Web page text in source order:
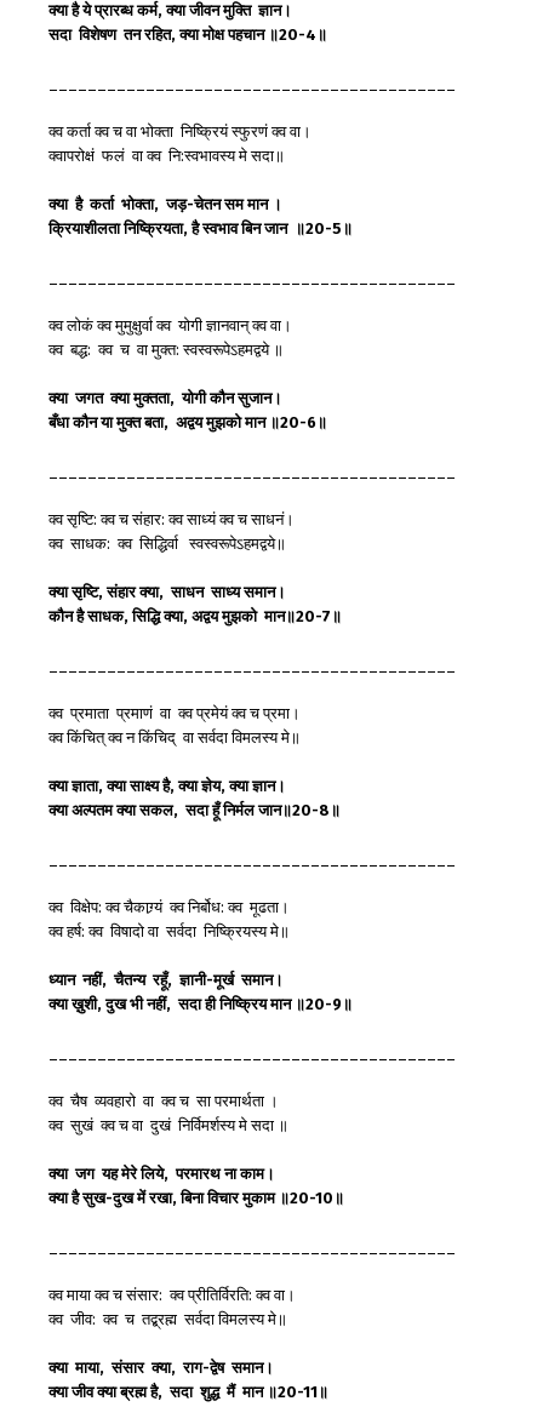
क्याहैयेप्रारब्धकर्म,क्याजीवनमुक्तिज्ञान।
सदाविशेषणतनरहित,क्यामोक्षपहचान ॥20-4 ॥
क्व कर्ता क्व च वा भोक्ता निष्क्रियं स्फुरणं क्व वा।
क्वापरोक्षं फलं वा क्व नि:स्वभावस्य मे सदा॥
क्याहैकर्ता भोक्ता,जड़-चेतनसममान ।
क्रियाशीलतानिष्क्रियता,हैस्वभावबिनजान ॥20-5 ॥
क्व लोकं क्व मुमुक्षुर्वा क्व योगी ज्ञानवान् क्व वा।
क्व बद्ध: क्व च वा मुक्त: स्वस्वरूपेऽहमद्वये ॥
क्याजगतक्यामुक्तता,योगीकौनसुजान।
बँधाकौनयामुक्तबता, अद्वयमुझकोमान ॥20-6 ॥
क्व सृष्टि: क्व च संहार: क्व साध्यं क्व च साधनं।
क्व साधक: क्व सिद्धिर्वा स्वस्वरूपेऽहमद्वये॥
क्यासृष्टि,संहारक्या,साधनसाध्यसमान।
कौनहैसाधक,सिद्धिक्या, अद्वयमुझकोमान॥20-7 ॥
क्व प्रमाता प्रमाणं वा क्व प्रमेयं क्व च प्रमा।
क्व किंचित् क्व न किंचिद् वा सर्वदा विमलस्य मे॥
क्याज्ञाता,क्यासाक्ष्यहै,क्याज्ञेय,क्याज्ञान।
क्याअल्पतमक्यासकल,सदाहूँनिर्मलजान॥20-8 ॥
क्व विक्षेप: क्व चैकाग्र्यं क्व निर्बोध: क्व मूढता।
क्व हर्ष: क्व विषादो वा सर्वदा निष्क्रियस्य मे॥
ध्याननहीं,चैतन्यरहूँ,ज्ञानी-मूर्खसमान।
क्याख़ुशी,दुखभीनहीं,सदाहीनिष्क्रियमान ॥20-9 ॥
क्व चैष व्यवहारो वा क्व च सा परमार्थता ।
क्व सुखं क्व च वा दुखं निर्विमर्शस्य मे सदा ॥
क्याजगयहमेरेलिये,परमारथनाकाम।
क्याहैसुख-दुखमेंरखा,बिनाविचारमुकाम ॥20-10 ॥
क्व माया क्व च संसार: क्व प्रीतिर्विरति: क्व वा।
क्व जीव: क्व च तद्ब्रह्म सर्वदा विमलस्य मे॥
क्यामाया,संसारक्या,राग-द्वेषसमान।
क्याजीवक्याब्रह्महै,सदाशुद्धमैंमान ॥20-11 ॥